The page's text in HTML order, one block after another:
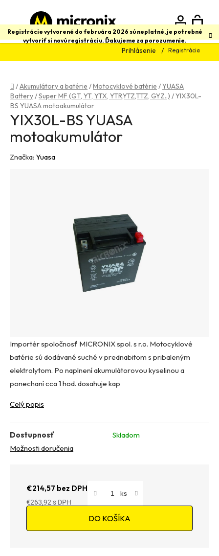
obsah
Registrácie vytvorené do februára 2026 sú neplatné, je potrebné
vytvoriť si novú registráciu. Ďakujeme za porozumenie.
Prihlásenie Registrácia
Hľadať
Domov
/Akumulátory a batérie /Motocyklové batérie /YUASA
Battery/Super MF (GT, YT, YTX, YTR,YTZ,TTZ, GYZ..) /YIX30L-
BS YUASA motoakumulátor
Importér spoločnosť MICRONIX spol. s r.o. Motocyklové
batérie sú dodávané suché v prednabitom s pribaleným
elektrolytom. Po naplnení akumulátorovou kyselinou a
ponechaní cca 1 hod. dosahuje kap
Celý popis
Dostupnosť
Skladom
Možnosti doručenia
€214,57 bez DPH
€263,92
DO KOŠÍKA
YIX30L-BS YUASA
motoakumulátor
Značka: Yuasa